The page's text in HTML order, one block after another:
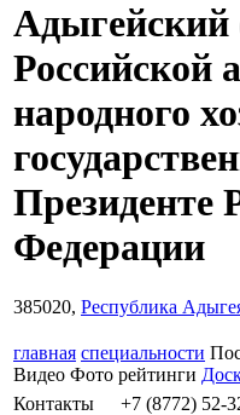
Российской
народного
Президенте
Федерации
385020, Республика
главная специальности
Видео Фото рейтинги
Контакты
+7 (8772) 52-